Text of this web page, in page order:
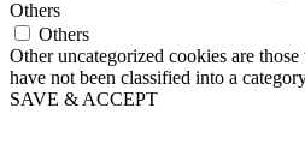
Others
Others
Other uncategorized cookies are
have not been classified into a
SAVE & ACCEPT